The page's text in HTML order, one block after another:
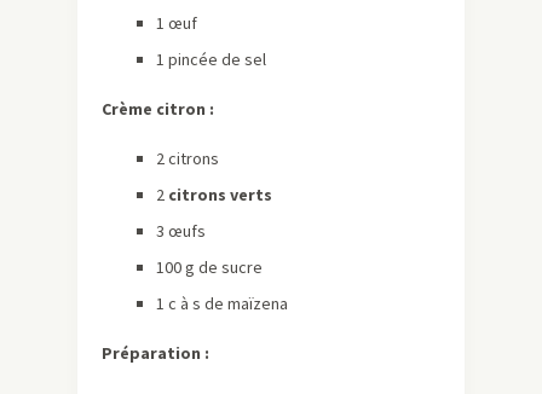
1 œuf
1 pincée de sel
Crème citron :
2 citrons
2 citrons verts
3 œufs
100 g de sucre
1 c à s de maïzena
Préparation :